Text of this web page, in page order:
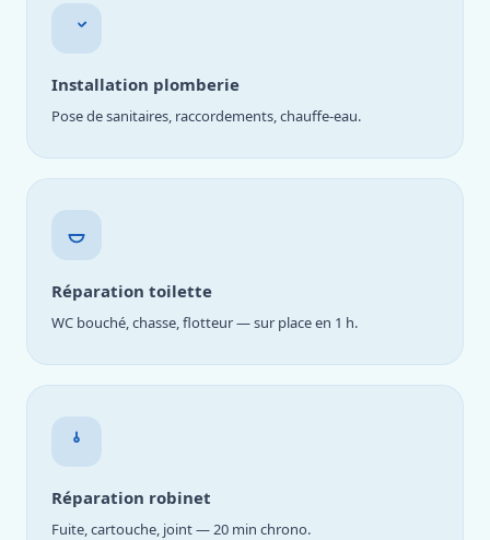
Installation plomberie
Pose de sanitaires, raccordements, chauffe-eau.
Réparation toilette
WC bouché, chasse, flotteur — sur place en 1 h.
Réparation robinet
Fuite, cartouche, joint — 20 min chrono.